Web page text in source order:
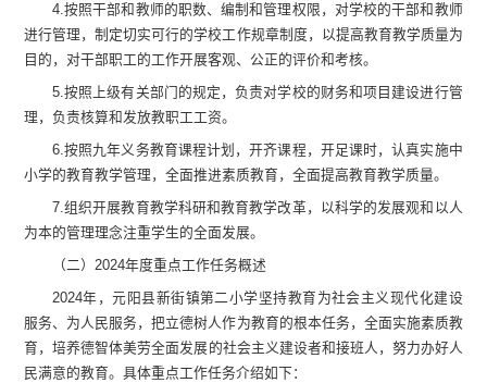
4.按照干部和教师的职数、编制和管理权限，对学校的干部和教师
进行管理，制定切实可行的学校工作规章制度，以提高教育教学质量为
目的，对干部职工的工作开展客观、公正的评价和考核。
5.按照上级有关部门的规定，负责对学校的财务和项目建设进行管
理，负责核算和发放教职工工资。
6.按照九年义务教育课程计划，开齐课程，开足课时，认真实施中
小学的教育教学管理，全面推进素质教育，全面提高教育教学质量。
7.组织开展教育教学科研和教育教学改革，以科学的发展观和以人
为本的管理理念注重学生的全面发展。
（二） 2024年度重点工作任务概述
2024年，元阳县新街镇第二小学 坚持教育为社会主义现代化建设
服务、为人民服务，把立德树人作为教育的根本任务，全面实施素质教
育，培养德智体美劳全面发展的社会主义建设者和接班人，努力办好人
民满意的教育。具体重点工作任务介绍如下：